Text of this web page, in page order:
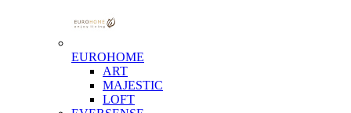
EUROHOME
ART
MAJESTIC
LOFT